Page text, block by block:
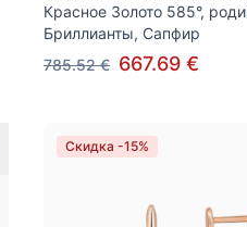
Красное Золото 585°,
Бриллианты, Сапфир
785.52 € 667.69 €
Скидка -15%